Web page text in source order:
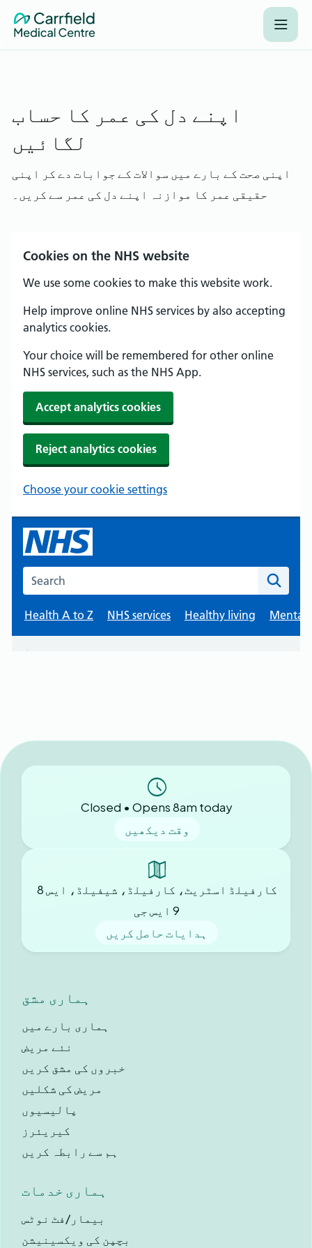
اپنے دل کی عمر کا حساب
لگائیں
اپنی صحت کے بارے میں سوالات کے جوابات دے کر اپنی
حقیقی عمر کا موازنہ اپنے دل کی عمر سے کریں۔
Closed • Opens 8am today
وقت دیکھیں
کارفیلڈ اسٹریٹ، کارفیلڈ، شیفیلڈ، ایس 8
9 ایس جی
ہدایات حاصل کریں
ہماری مشق
ہماری بارے ميں
نئے مریض
خبروں کی مشق کریں
مریض کی شکلیں
پالیسیوں
کیریئرز
ہم سے رابطہ کریں
ہماری خدمات
بیمار/فٹ نوٹس
بچپن کی ویکسینیشن